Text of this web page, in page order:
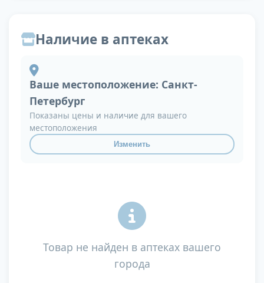
Наличие в аптеках
Ваше местоположение: Санкт-
Петербург
Показаны цены и наличие для вашего
местоположения
Изменить
Товар не найден в аптеках вашего
города